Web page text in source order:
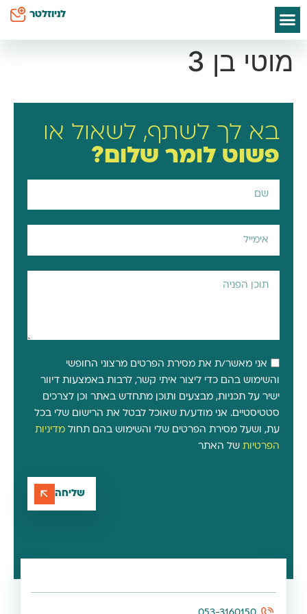
לתוכן
לניוזלטר
מוטי בן 3
בא לך לשתף, לשאול או
פשוט לומר שלום?
אני מאשר/ת את מסירת הפרטים מרצוני החופשי
והשימוש בהם כדי ליצור איתי קשר, לרבות באמצעות דיוור
ישיר על תכניות, מבצעים ותוכן מתחדש באתר וכן לצרכים
סטטיסטיים. אני מודע/ת שאוכל לבטל את הרישום שלי בכל
עת, ושעל מסירת הפרטים שלי והשימוש בהם תחול מדיניות
הפרטיות של האתר
שליחה